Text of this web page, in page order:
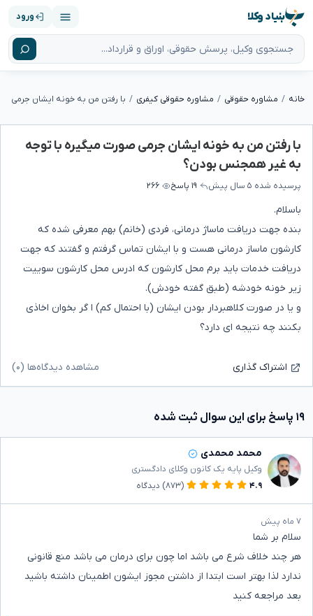
بنیاد وکلا ورود
خانه مشاوره حقوقی مشاوره حقوقی کیفری
با رفتن من به خونه ایشان جرمی صورت میگیره با توجه
به غیر همجنس بودن؟
پرسیده شده ۵ سال پیش ۱۹ پاسخ ۲۶۶
باسلام.
بنده جهت دریافت ماساژ درمانی، فردی (خانم) بهم معرفی شده که
کارشون ماساز درمانی هست و با ایشان تماس گرفتم و گفتند که جهت
دریافت خدمات باید برم محل کارشون که ادرس محل کارشون سوییت
زیر خونه خودشه (طبق گفته خودش).
و یا در صورت کلاهبردار بودن ایشان (با احتمال کم) ا گر بخوان اخاذی
بکنند چه نتیجه ای دارد؟
اشتراک گذاری مشاهده دیدگاه‌ها (۰)
۱۹ پاسخ برای این سوال ثبت شده
محمد محمدی
وکیل پایه یک کانون وکلای دادگستری
۴.۹
(۸۷۳) دیدگاه
۷ ماه پیش
سلام بر شما
هر چند خلاف شرع می باشد اما چون برای درمان می باشد منع قانونی
ندارد لذا بهتر است ابتدا از داشتن مجوز ایشون اطمینان داشته باشید
بعد مراجعه کنید